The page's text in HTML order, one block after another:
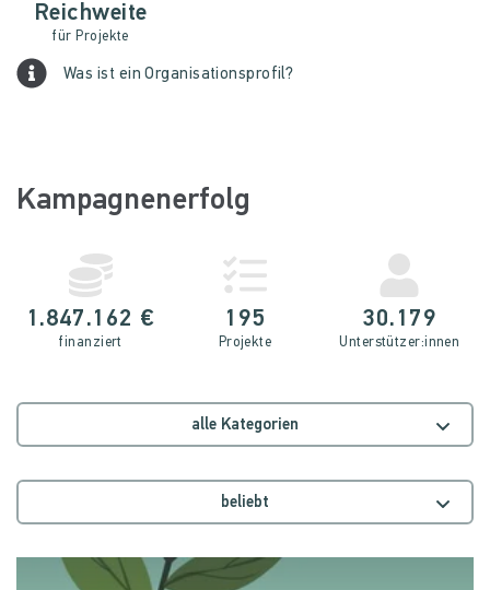
Reichweite
für Projekte
Was ist ein Organisationsprofil?
Kampagnenerfolg
1.847.162 €
finanziert
195
Projekte
30.179
Unterstütz­er:innen
alle Kategorien
beliebt